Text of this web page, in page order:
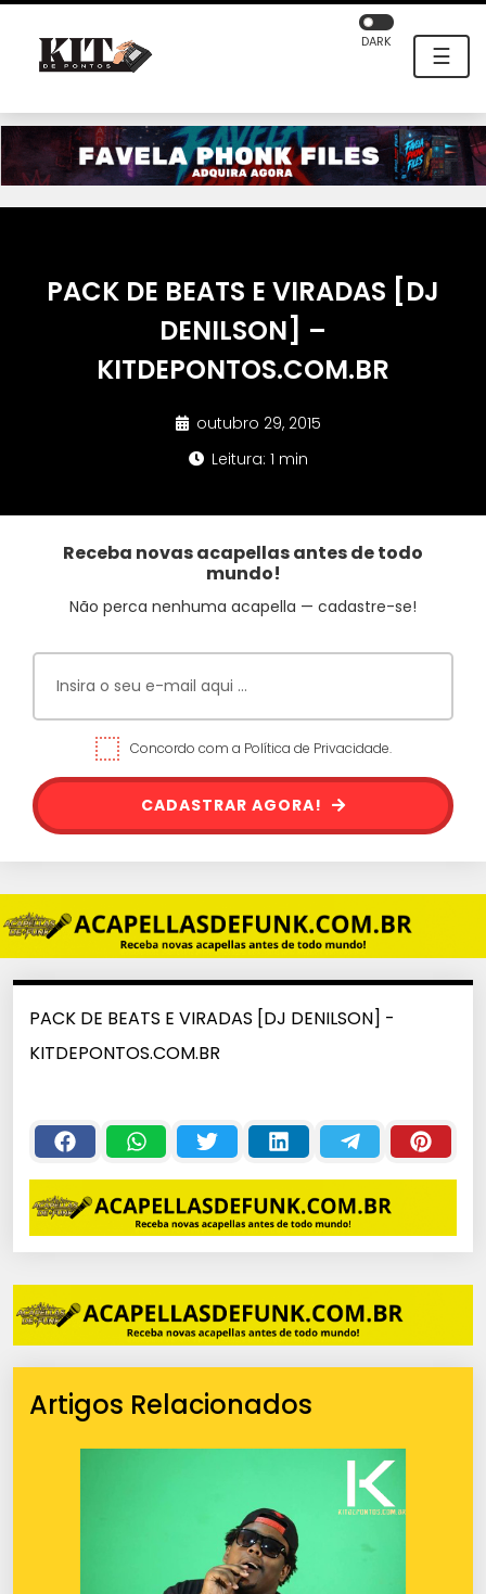
☰
DARK
PACK DE BEATS E VIRADAS [DJ
DENILSON] –
KITDEPONTOS.COM.BR
outubro 29, 2015
Leitura: 1 min
Receba novas acapellas antes de todo
mundo!
Não perca nenhuma acapella — cadastre-se!
Concordo com a Política de Privacidade.
CADASTRAR AGORA!
PACK DE BEATS E VIRADAS [DJ DENILSON] -
KITDEPONTOS.COM.BR
Artigos Relacionados